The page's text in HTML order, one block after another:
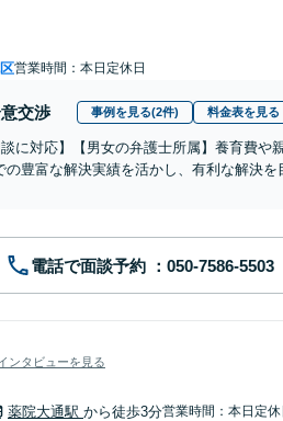
営業時間：本日定休日
交渉 事例を見る(2件) 料金表を見る
談に対応】【男女の弁護士所属】養育費
豊富な解決実績を活かし、有利な解決
電話で面談予約
ンタビューを見る
薬院大通駅 から徒歩3分営業時間：本日定休